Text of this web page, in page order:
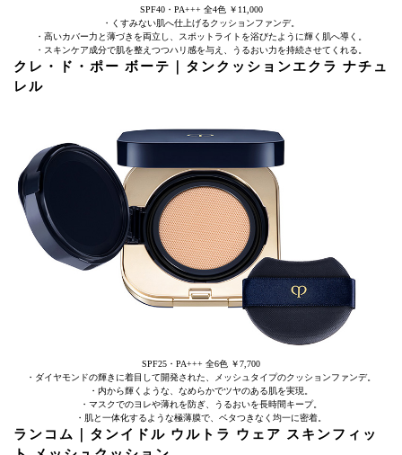
SPF40・PA+++ 全4色 ￥11,000
・くすみない肌へ仕上げるクッションファンデ。
・高いカバー力と薄づきを両立し、スポットライトを浴びたように輝く肌へ導く。
・スキンケア成分で肌を整えつつハリ感を与え、うるおい力を持続させてくれる。
クレ・ド・ポー ボーテ｜タンクッションエクラ ナチュ
レル
SPF25・PA+++ 全6色 ￥7,700
・ダイヤモンドの輝きに着目して開発された、メッシュタイプのクッションファンデ。
・内から輝くような、なめらかでツヤのある肌を実現。
・マスクでのヨレや薄れを防ぎ、うるおいを長時間キープ。
・肌と一体化するような極薄膜で、ベタつきなく均一に密着。
ランコム｜タンイドル ウルトラ ウェア スキンフィッ